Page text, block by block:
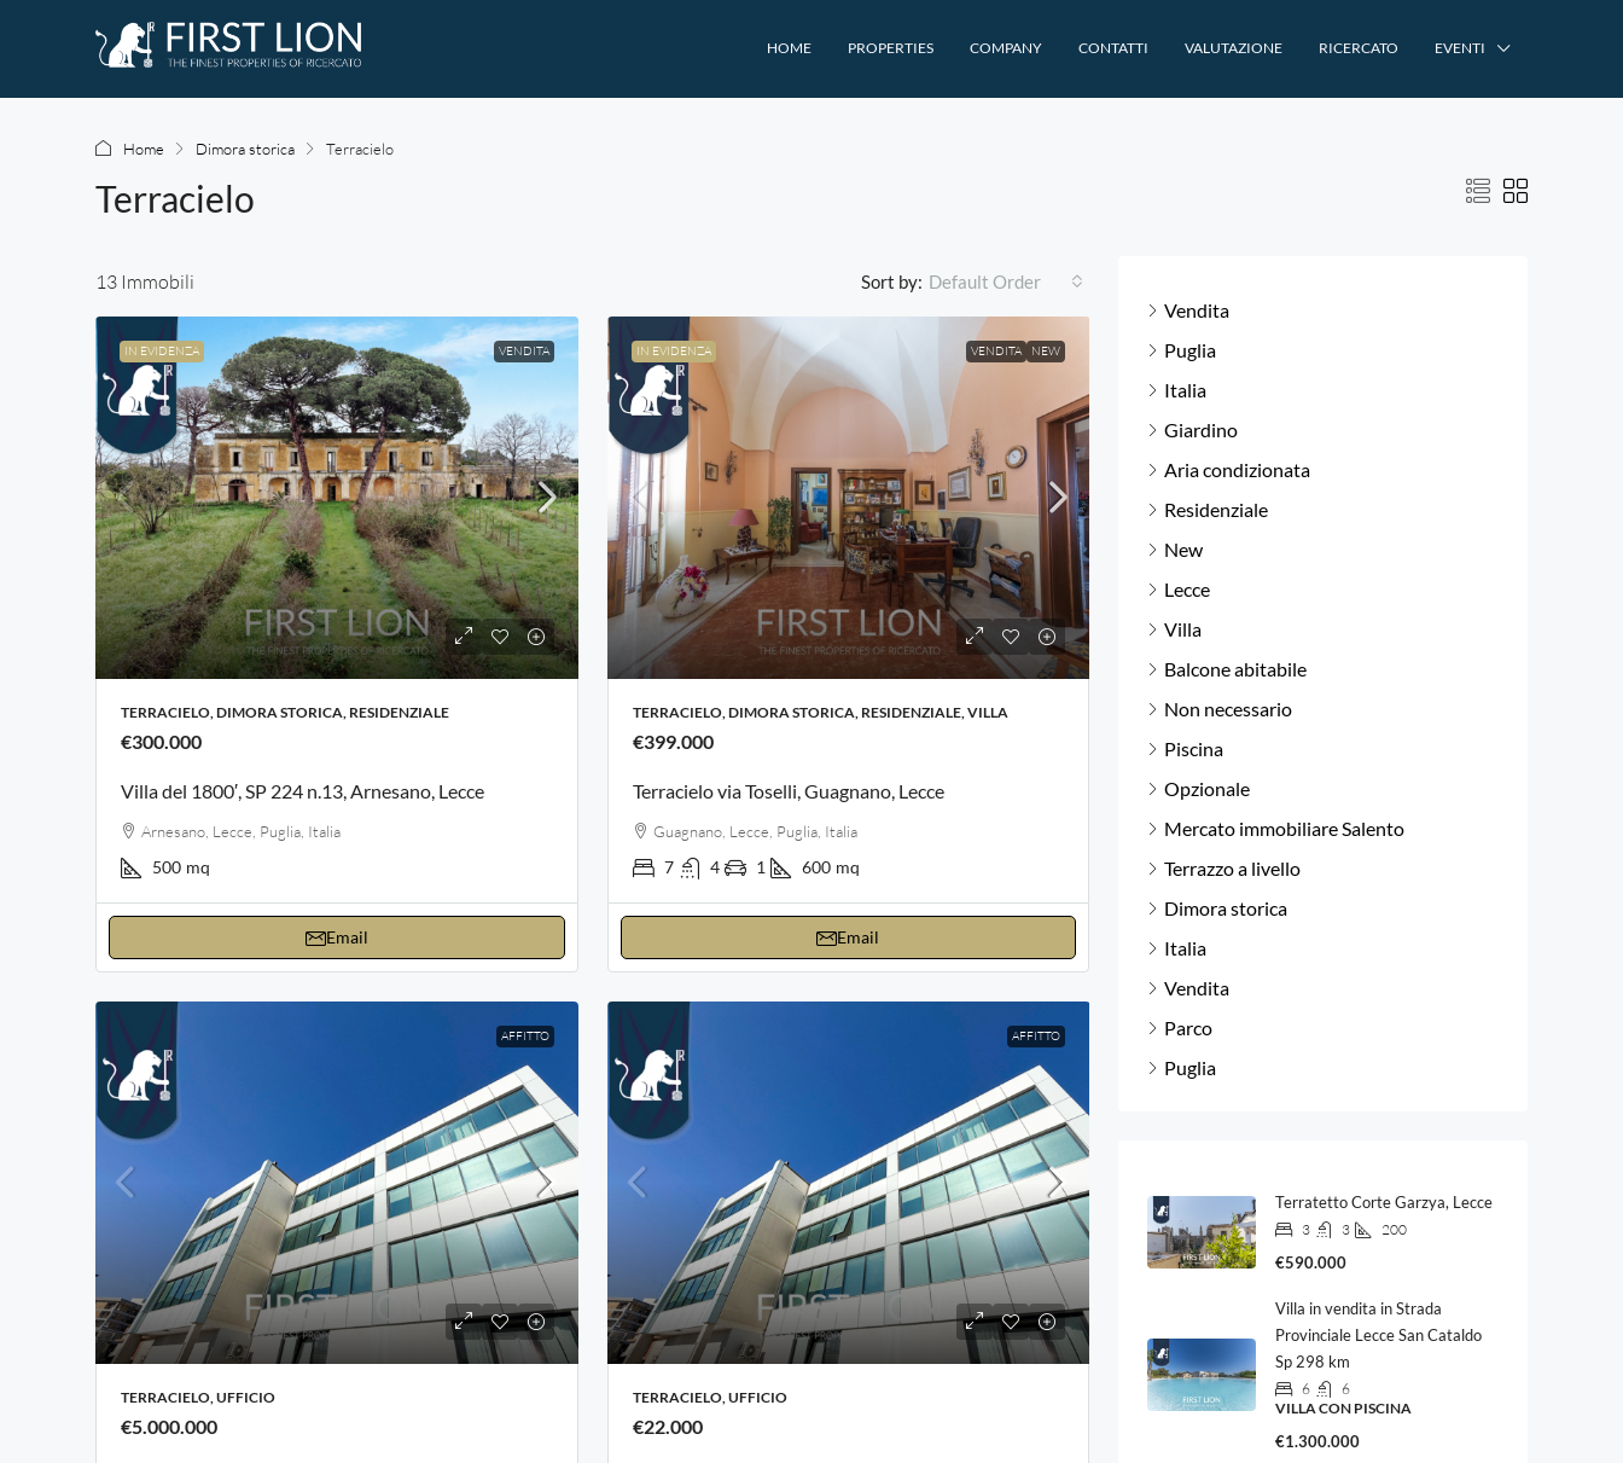
HOME PROPERTIES COMPANY CONTATTI VALUTAZIONE RICERCATO EVENTI
Home Dimora storica Terracielo
Terracielo
13 Immobili Sort by: Default Order
IN EVIDENZA VENDITA
TERRACIELO, DIMORA STORICA, RESIDENZIALE
€300.000
Villa del 1800′, SP 224 n.13, Arnesano, Lecce
Arnesano, Lecce, Puglia, Italia
500 mq
Email
IN EVIDENZA VENDITA NEW
TERRACIELO, DIMORA STORICA, RESIDENZIALE, VILLA
€399.000
Terracielo via Toselli, Guagnano, Lecce
Guagnano, Lecce, Puglia, Italia
7 4 1 600 mq
Email
AFFITTO
TERRACIELO, UFFICIO
€5.000.000
AFFITTO
TERRACIELO, UFFICIO
€22.000
Vendita
Puglia
Italia
Giardino
Aria condizionata
Residenziale
New
Lecce
Villa
Balcone abitabile
Non necessario
Piscina
Opzionale
Mercato immobiliare Salento
Terrazzo a livello
Dimora storica
Italia
Vendita
Parco
Puglia
Terratetto Corte Garzya, Lecce
3 3 200
€590.000
Villa in vendita in Strada
Provinciale Lecce San Cataldo
Sp 298 km
6
6
VILLA CON PISCINA
€1.300.000